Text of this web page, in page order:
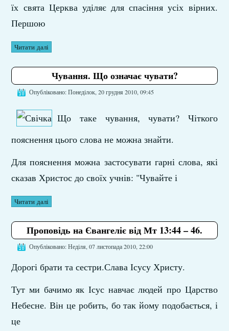
їх свята Церква уділяє для спасіння усіх вірних.
Першою
Читати далі
Чування. Що означає чувати?
Опубліковано: Понеділок, 20 грудня 2010, 09:45
Що таке чування, чувати? Чіткого
пояснення цього слова не можна знайти.
Для пояснення можна застосувати гарні слова, які
сказав Христос до своїх учнів: "Чувайте і
Читати далі
Проповідь на Євангеліє від Мт 13:44 – 46.
Опубліковано: Неділя, 07 листопада 2010, 22:00
Дорогі брати та сестри.Слава Ісусу Христу.
Тут ми бачимо як Ісус навчає людей про Царство
Небесне. Він це робить, бо так йому подобається, і
це